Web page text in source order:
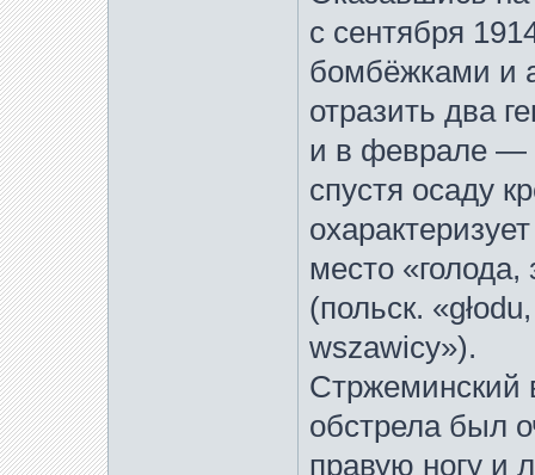
с сентября
бомбёжками и
отразить два
и в феврале —
спустя осаду
место
(польск.
wszawicy»).
Стржеминский
обстрела был
правую ногу и